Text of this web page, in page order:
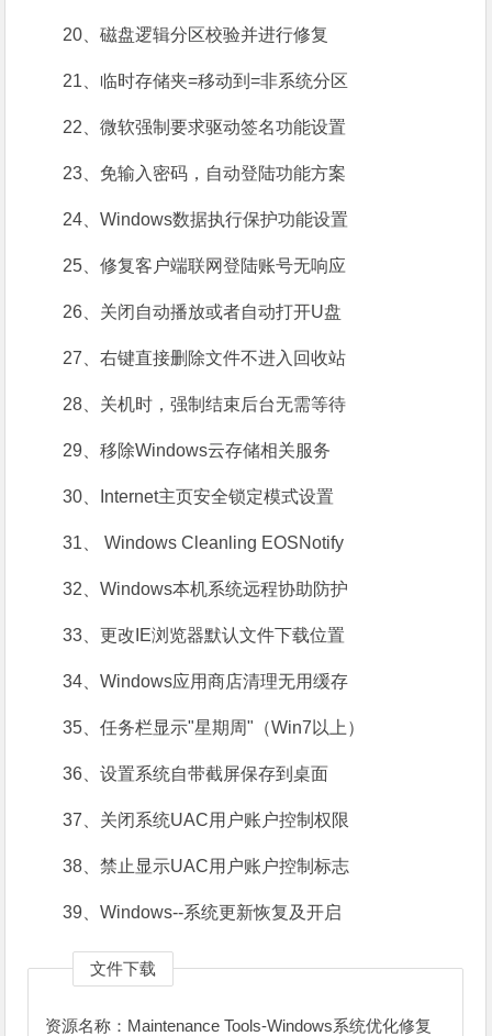
20、磁盘逻辑分区校验并进行修复
21、临时存储夹=移动到=非系统分区
22、微软强制要求驱动签名功能设置
23、免输入密码，自动登陆功能方案
24、Windows数据执行保护功能设置
25、修复客户端联网登陆账号无响应
26、关闭自动播放或者自动打开U盘
27、右键直接删除文件不进入回收站
28、关机时，强制结束后台无需等待
29、移除Windows云存储相关服务
30、Internet主页安全锁定模式设置
31、 Windows Cleanling EOSNotify
32、Windows本机系统远程协助防护
33、更改IE浏览器默认文件下载位置
34、Windows应用商店清理无用缓存
35、任务栏显示"星期周"（Win7以上）
36、设置系统自带截屏保存到桌面
37、关闭系统UAC用户账户控制权限
38、禁止显示UAC用户账户控制标志
39、Windows--系统更新恢复及开启
文件下载
资源名称：Maintenance Tools-Windows系统优化修复